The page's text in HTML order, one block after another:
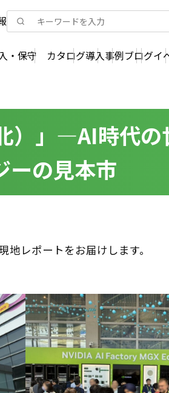
・保守 カタログ導入事例ブログイ
）」—AI時代
ーの見本市
レポートをお届けします。